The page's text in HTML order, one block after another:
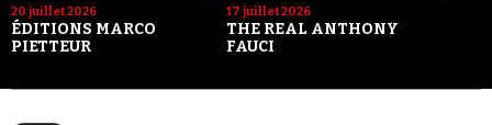
20 juillet 2026
ÉDITIONS MARCO
PIETTEUR
17 juillet 2026
THE REAL ANTHONY
FAUCI